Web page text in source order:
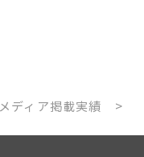
メディア掲載実績